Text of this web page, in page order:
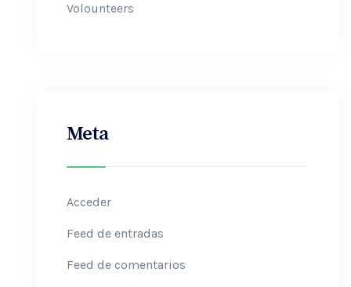
Volounteers
Meta
Acceder
Feed de entradas
Feed de comentarios